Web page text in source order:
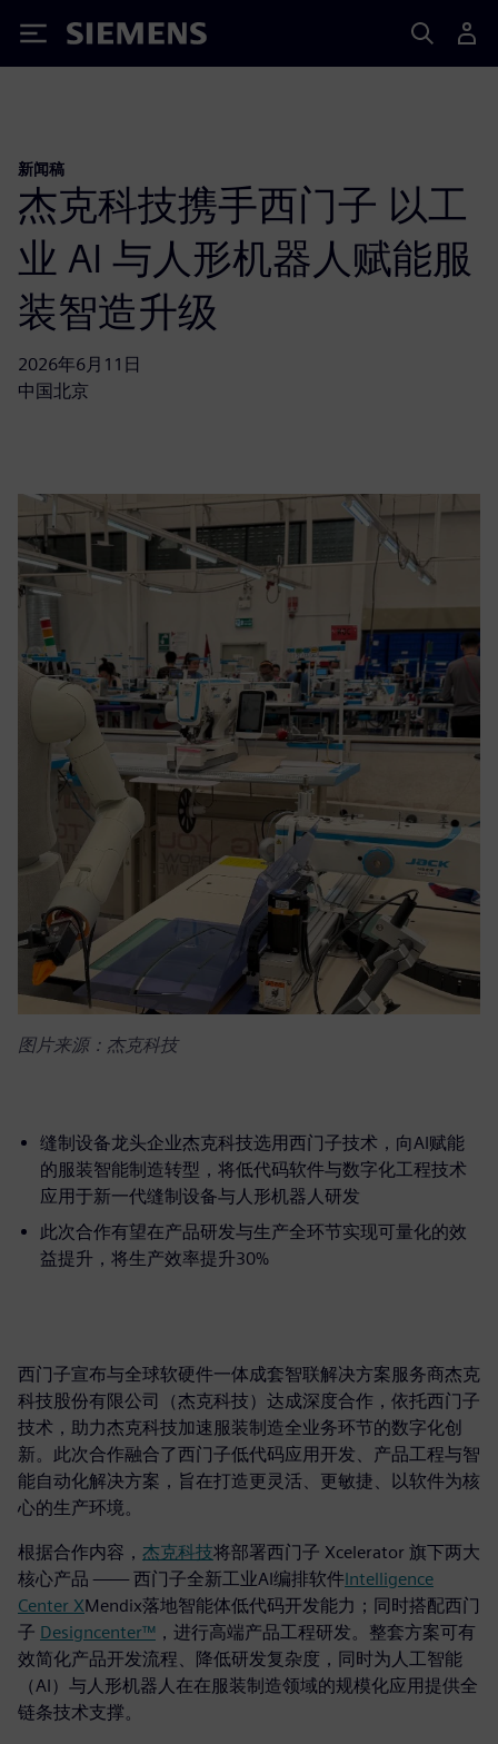
Siemens
新闻稿
杰克科技携手西门子 以工
业 AI 与人形机器人赋能服
装智造升级
2026年6月11日
中国北京
图片来源：杰克科技
缝制设备龙头企业杰克科技选用西门子技术，向AI赋能
的服装智能制造转型，将低代码软件与数字化工程技术
应用于新一代缝制设备与人形机器人研发
此次合作有望在产品研发与生产全环节实现可量化的效
益提升，将生产效率提升30%
西门子宣布与全球软硬件一体成套智联解决方案服务商杰克
科技股份有限公司（杰克科技）达成深度合作，依托西门子
技术，助力杰克科技加速服装制造全业务环节的数字化创
新。此次合作融合了西门子低代码应用开发、产品工程与智
能自动化解决方案，旨在打造更灵活、更敏捷、以软件为核
心的生产环境。
根据合作内容， 杰克科技将部署西门子 Xcelerator 旗下两大
核心产品 —— 西门子全新工业AI编排软件Intelligence
Center XMendix落地智能体低代码开发能力；同时搭配西门
子 Designcenter™ ，进行高端产品工程研发。整套方案可有
效简化产品开发流程、降低研发复杂度，同时为人工智能
（AI）与人形机器人在在服装制造领域的规模化应用提供全
链条技术支撑。